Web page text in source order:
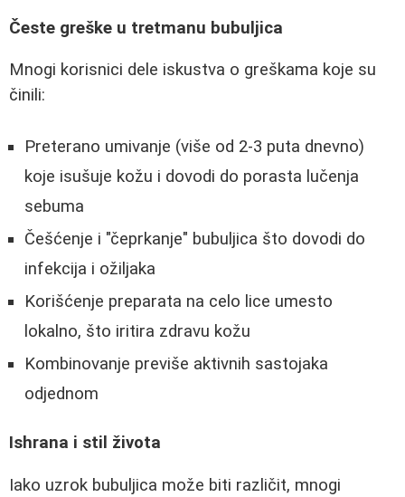
Česte greške u tretmanu bubuljica
Mnogi korisnici dele iskustva o greškama koje su
činili:
Preterano umivanje (više od 2-3 puta dnevno)
koje isušuje kožu i dovodi do porasta lučenja
sebuma
Češćenje i "čeprkanje" bubuljica što dovodi do
infekcija i ožiljaka
Korišćenje preparata na celo lice umesto
lokalno, što iritira zdravu kožu
Kombinovanje previše aktivnih sastojaka
odjednom
Ishrana i stil života
Iako uzrok bubuljica može biti različit, mnogi